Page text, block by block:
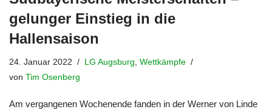
gelunger Einstieg in die
Hallensaison
24. Januar 2022 LG Augsburg Wettkämpfe
von Tim Osenberg
Am vergangenen Wochenende fanden in der Werner von Linde